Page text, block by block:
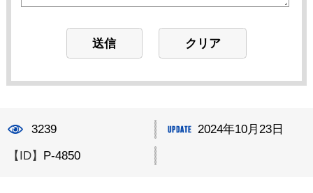
3239 2024年10月23日
【ID】 P-4850